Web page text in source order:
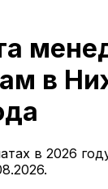
в
в 2026